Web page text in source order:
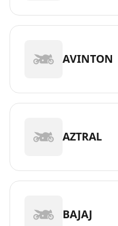
AVINTON
AZTRAL
BAJAJ